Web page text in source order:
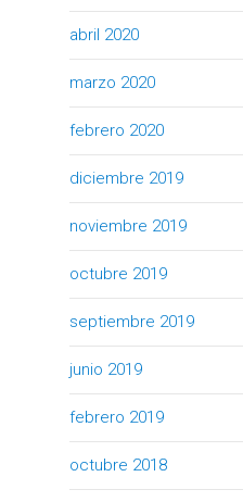
abril 2020
marzo 2020
febrero 2020
diciembre 2019
noviembre 2019
octubre 2019
septiembre 2019
junio 2019
febrero 2019
octubre 2018